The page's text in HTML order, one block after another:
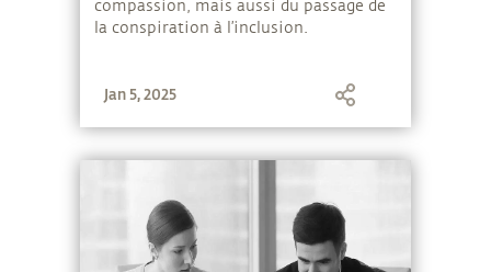
compassion, mais aussi du passage de
la conspiration à l’inclusion.
Jan 5, 2025